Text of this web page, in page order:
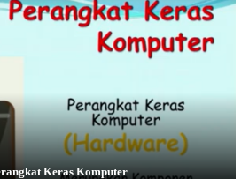
Keras Komputer